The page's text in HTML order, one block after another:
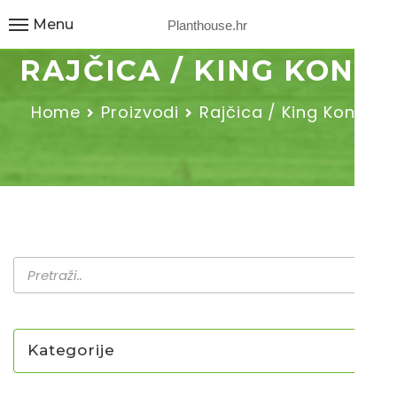
Planthouse.hr
Menu
RAJČICA / KING KONG
Home Proizvodi Rajčica / King Kong
Kategorije